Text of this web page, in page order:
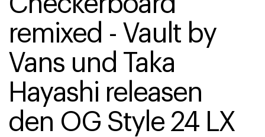
remixed - Vault by
Vans und Taka
Hayashi releasen
den OG Style 24 LX